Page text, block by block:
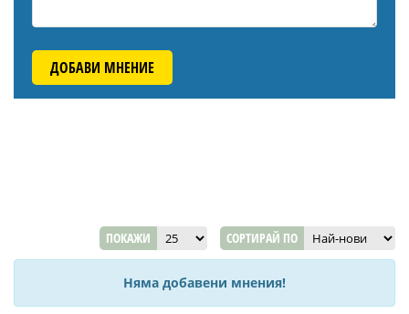
ДОБАВИ МНЕНИЕ
ПОКАЖИ СОРТИРАЙ ПО
Няма добавени мнения!